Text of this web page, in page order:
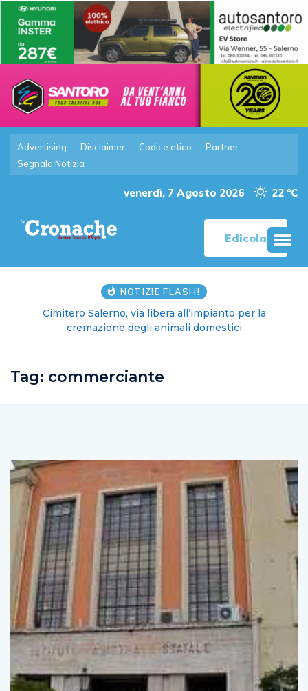
Advertising Disclaimer Codice etico
Partner
Segnala Notizia
venerdì, 7 Agosto 2026 22 °C
Edicola
NOTIZIE FLASH!
Cimitero Salerno, via libera all’impianto per la
cremazione degli animali domestici
Tag: commerciante